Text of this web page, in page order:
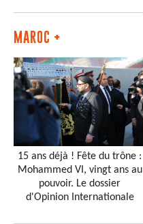
MAROC +
15 ans déjà ! Fête du trône :
Mohammed VI, vingt ans au
pouvoir. Le dossier
d'Opinion Internationale